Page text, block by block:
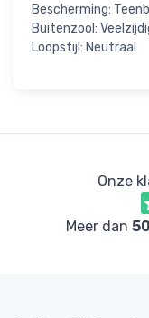
Bescherming:
Buitenzool:
Loopstijl: Neutraal
Onze
Meer dan